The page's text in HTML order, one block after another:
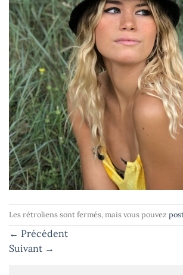
Les rétroliens sont fermés, mais vous pouvez
← Précédent
Suivant →